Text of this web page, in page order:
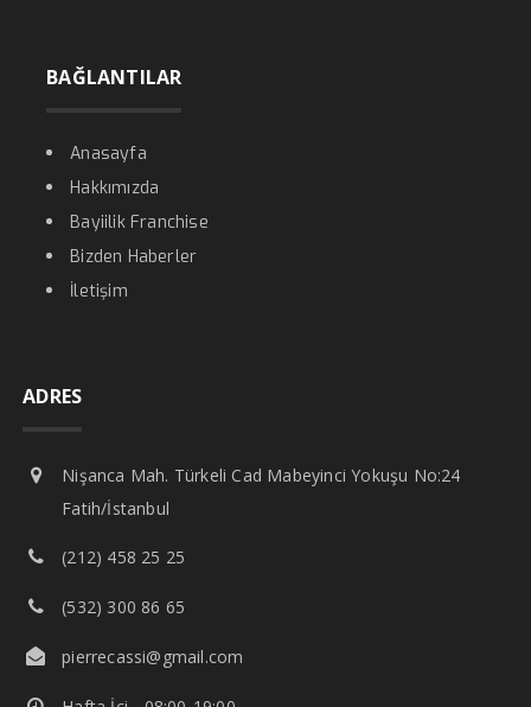
BAĞLANTILAR
Anasayfa
Hakkımızda
Bayiilik Franchise
Bizden Haberler
İletişim
ADRES
Nişanca Mah. Türkeli Cad Mabeyinci Yokuşu No:24
Fatih/İstanbul
(212) 458 25 25
(532) 300 86 65
pierrecassi@gmail.com